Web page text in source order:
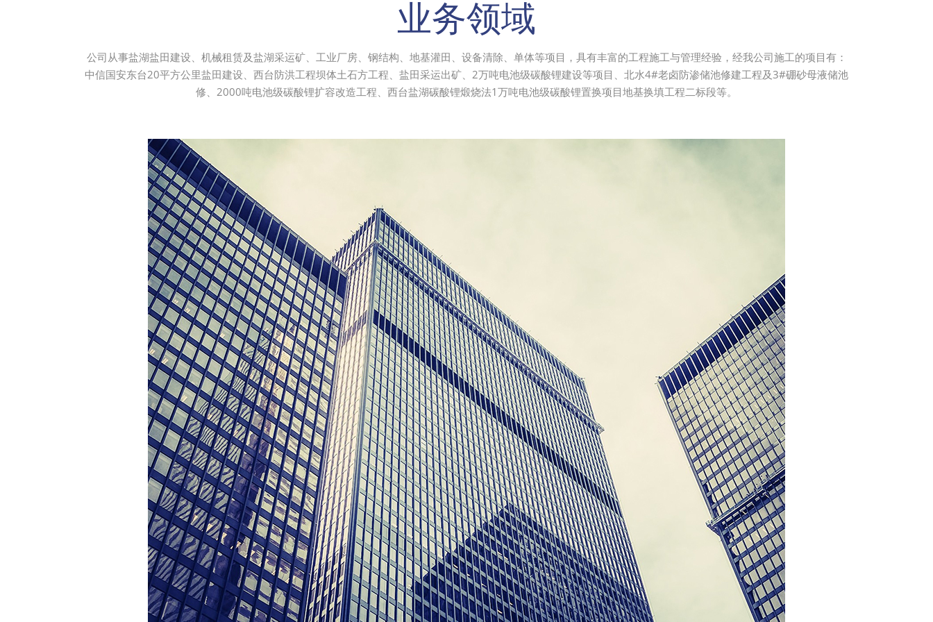
业务领域
公司从事盐湖盐田建设、机械租赁及盐湖采运矿、工业厂房、钢结构、地基灌田、设备清除、单体等项目，具有丰富的工程施工与管理经验，经我公司施工的项目有：
中信国安东台20平方公里盐田建设、西台防洪工程坝体土石方工程、盐田采运出矿、2万吨电池级碳酸锂建设等项目、北水4#老卤防渗储池修建工程及3#硼砂母液储池
修、2000吨电池级碳酸锂扩容改造工程、西台盐湖碳酸锂煅烧法1万吨电池级碳酸锂置换项目地基换填工程二标段等。